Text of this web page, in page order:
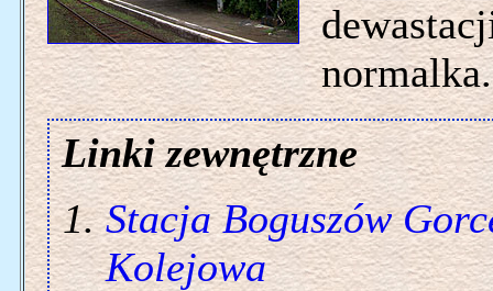
normalka.
Linki zewnętrzne
Stacja Boguszów
Kolejowa